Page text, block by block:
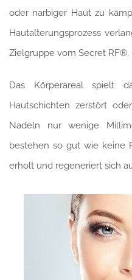
oder narbiger Haut zu
Hautalterungsprozess
Zielgruppe vom Secret RF®.
Das Körperareal spielt
Hautschichten zerstört
Nadeln nur wenige
bestehen so gut wie keine
erholt und regeneriert sich